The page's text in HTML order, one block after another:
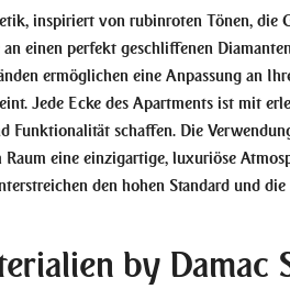
inspiriert von rubinroten Tönen, die
einen perfekt geschliffenen
ermöglichen eine Anpassung an
Jede Ecke des Apartments ist mit
Funktionalität schaffen. Die
eine einzigartige, luxuriöse
den hohen Standard und
by Damac